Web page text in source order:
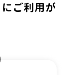
ご利用が